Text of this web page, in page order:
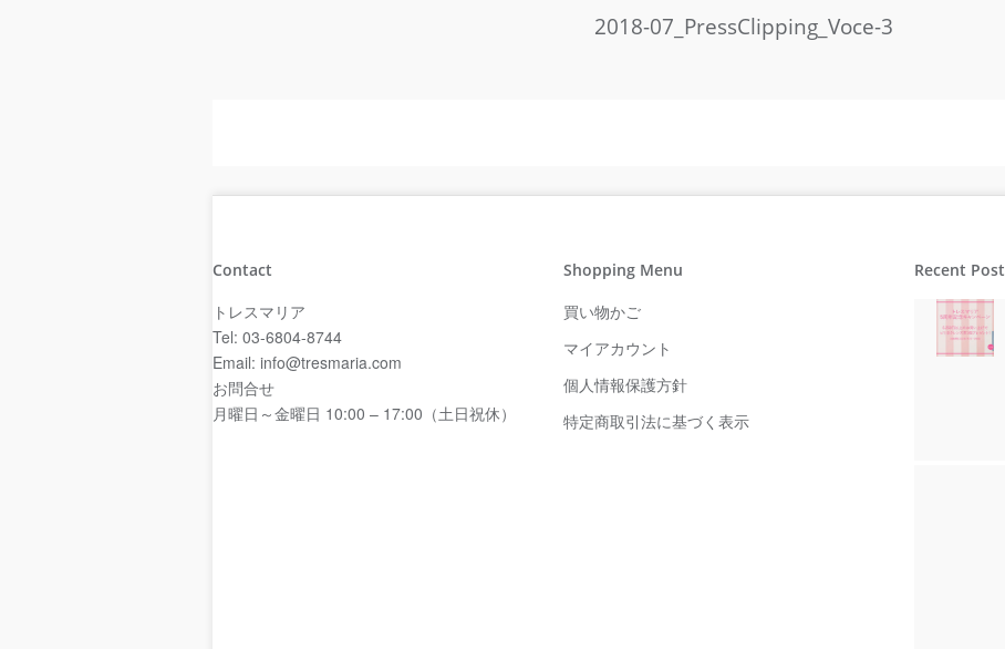
2018-07_PressClipping_Voce-3
Contact
トレスマリア
Tel: 03-6804-8744
Email: info@tresmaria.com
お問合せ
月曜日～金曜日 10:00 – 17:00（土日祝休）
Shopping Menu
買い物かご
マイアカウント
個人情報保護方針
特定商取引法に基づく表示
Recent Post